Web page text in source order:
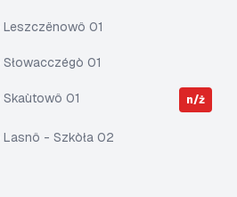
Leszczënowô 01
Słowacczégò 01
Skaùtowô 01 n/ż
Lasnô - Szkòła 02